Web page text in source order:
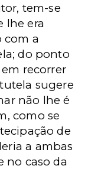
tem-se
lhe era
com a
do ponto
recorrer
sugere
não lhe é
como se
de
a ambas
no caso da